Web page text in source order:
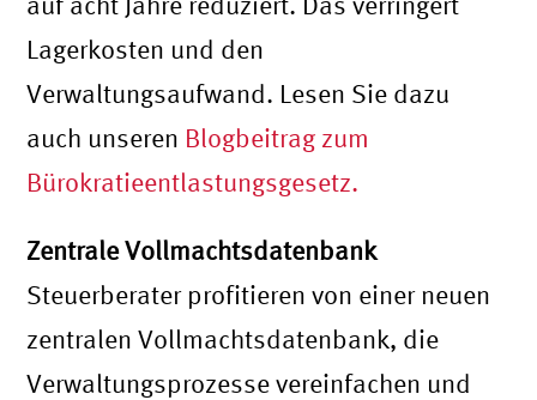
Lagerkosten und den
Verwaltungsaufwand. Lesen Sie dazu
auch unseren Blogbeitrag zum
Bürokratieentlastungsgesetz.
Zentrale Vollmachtsdatenbank
Steuerberater profitieren von einer neuen
zentralen Vollmachtsdatenbank, die
Verwaltungsprozesse vereinfachen und